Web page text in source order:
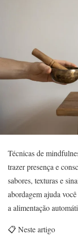
Técnicas de
trazer presença e
sabores, texturas e
abordagem ajuda
a alimentação
📋 Neste artigo